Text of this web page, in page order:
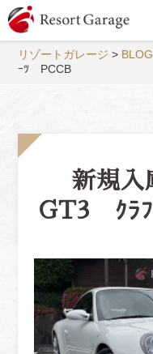
リゾートガレージ > BLOG
ｰﾂ PCCB
新規
GT3 ｸﾗ